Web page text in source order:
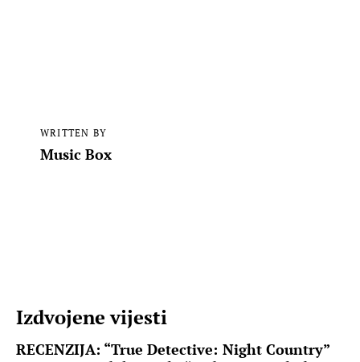
WRITTEN BY
Music Box
Izdvojene vijesti
RECENZIJA: “True Detective: Night Country”